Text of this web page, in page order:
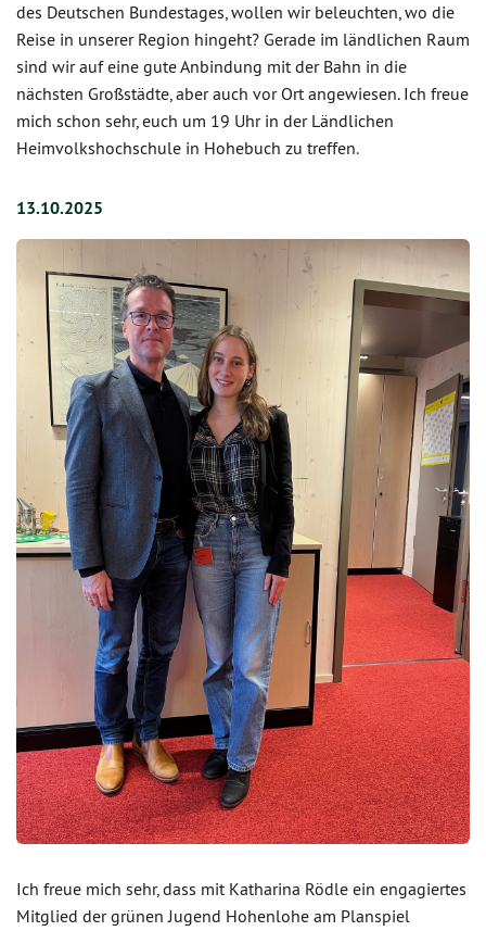
des Deutschen Bundestages, wollen wir beleuchten, wo die
Reise in unserer Region hingeht? Gerade im ländlichen Raum
sind wir auf eine gute Anbindung mit der Bahn in die
nächsten Großstädte, aber auch vor Ort angewiesen. Ich freue
mich schon sehr, euch um 19 Uhr in der Ländlichen
Heimvolkshochschule in Hohebuch zu treffen.
13.10.2025
Ich freue mich sehr, dass mit Katharina Rödle ein engagiertes
Mitglied der grünen Jugend Hohenlohe am Planspiel